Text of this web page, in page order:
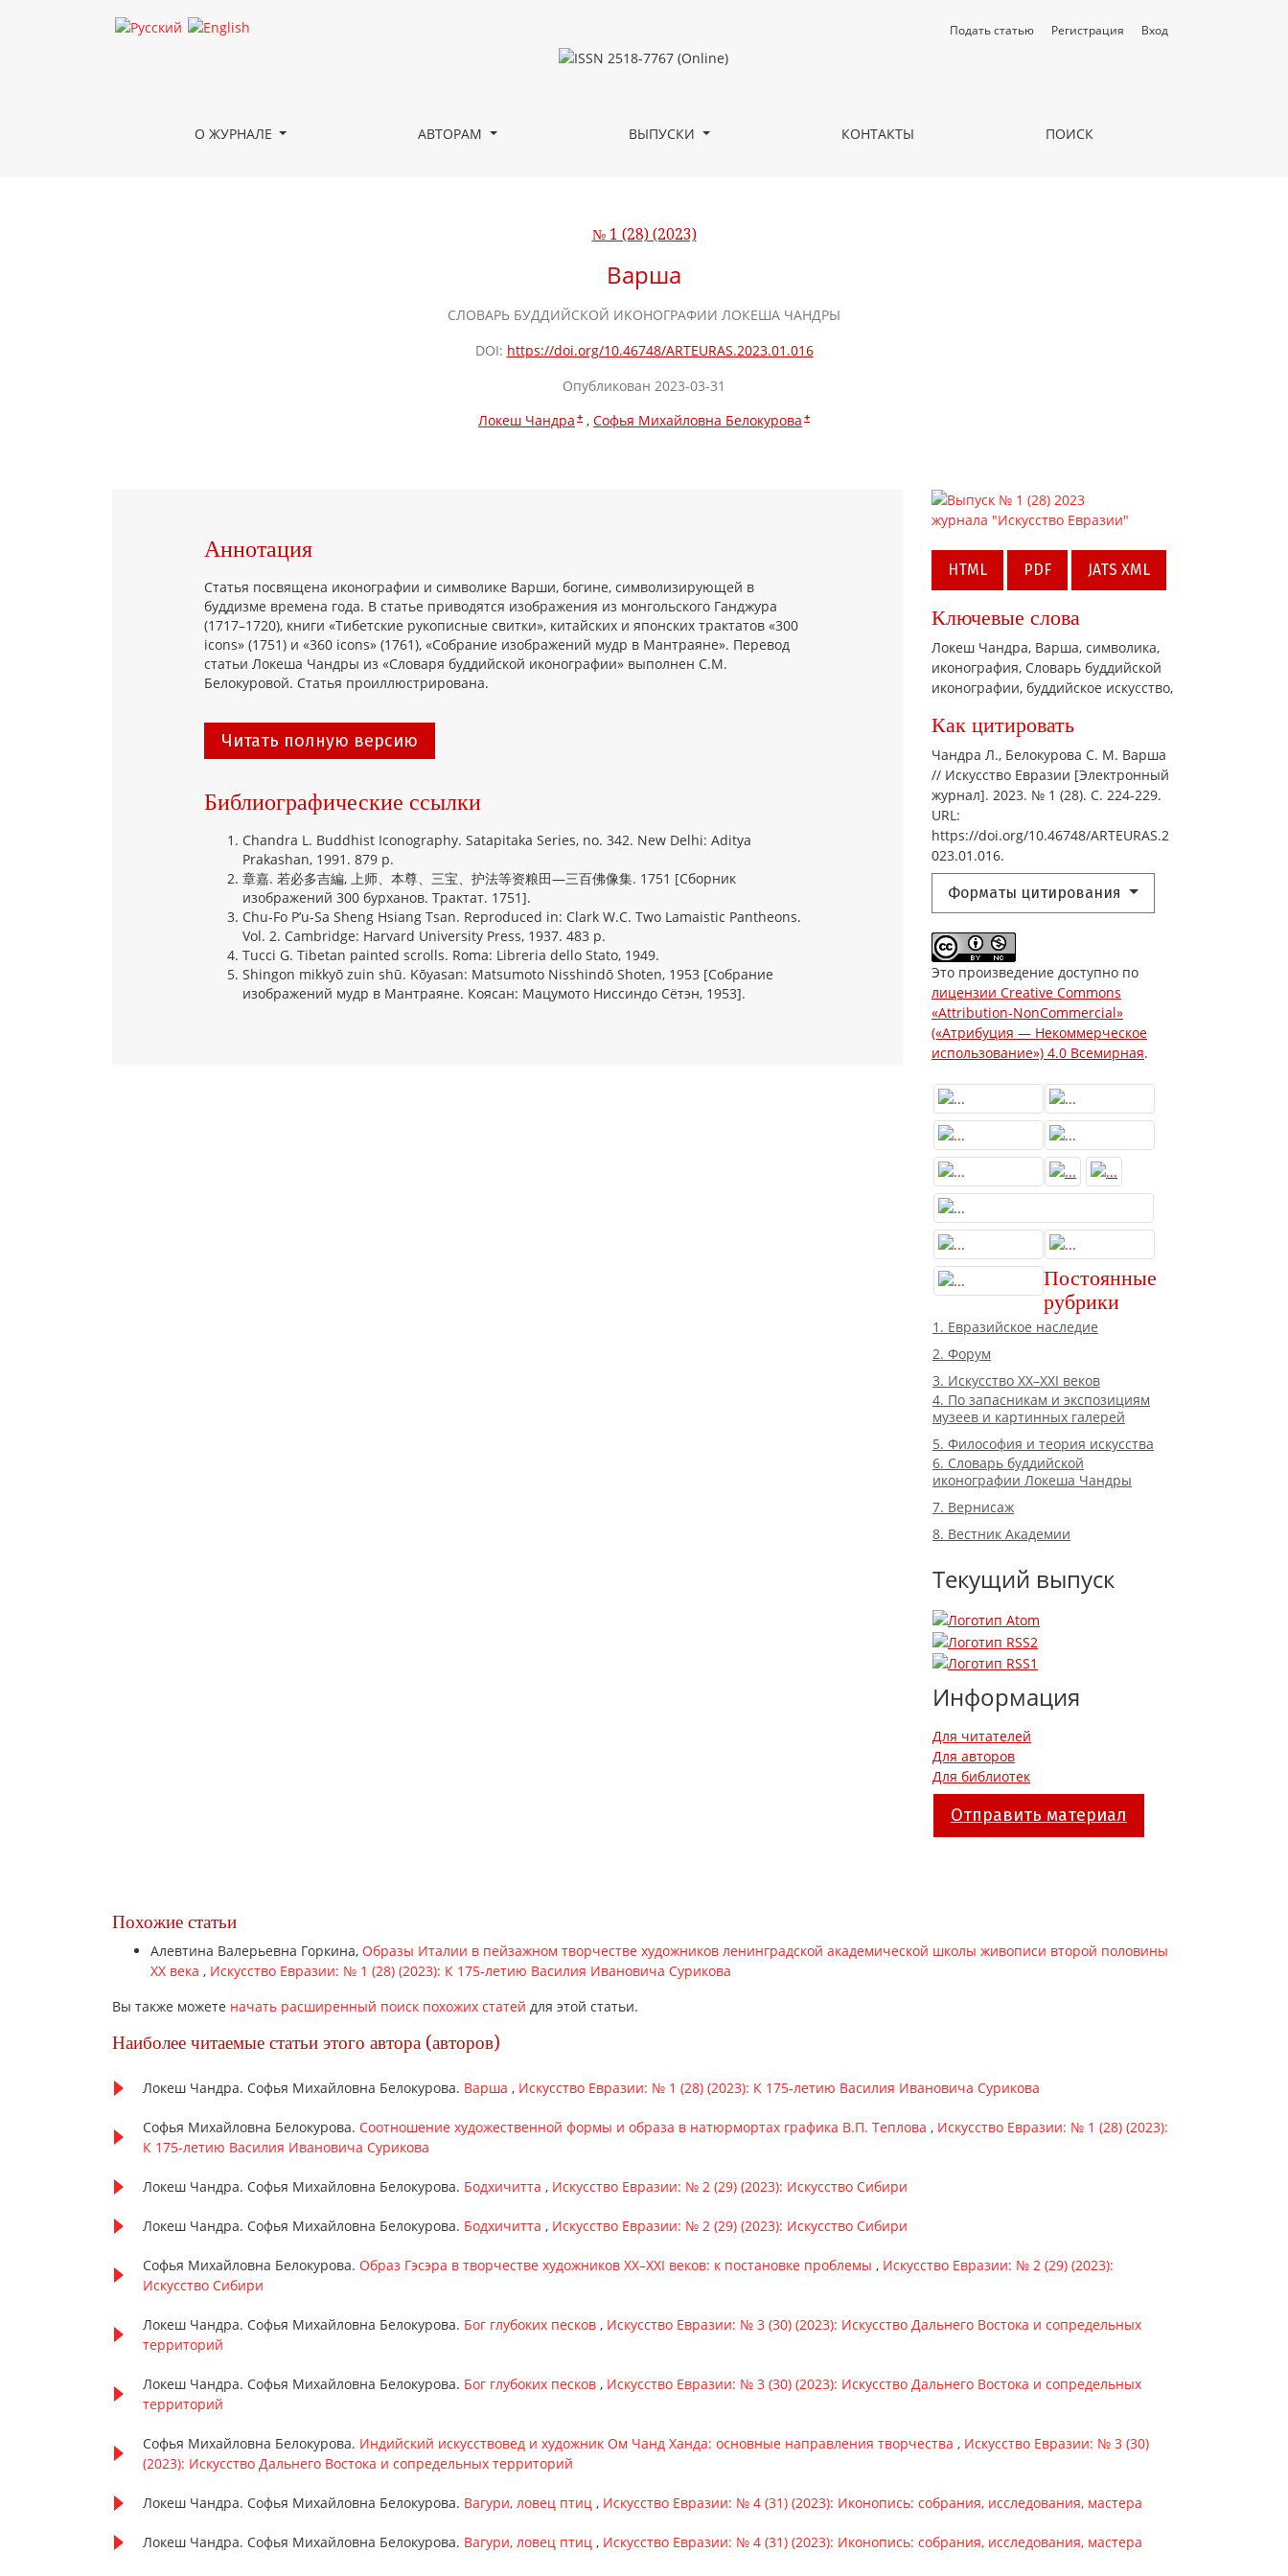
Варша
О ЖУРНАЛЕ АВТОРАМ ВЫПУСКИ КОНТАКТЫ ПОИСК
Подать статью Регистрация Вход
№ 1 (28) (2023)
Варша
СЛОВАРЬ БУДДИЙСКОЙ ИКОНОГРАФИИ ЛОКЕША ЧАНДРЫ
DOI: https://doi.org/10.46748/ARTEURAS.2023.01.016
Опубликован 2023-03-31
Локеш Чандра + Софья Михайловна Белокурова +
HTML PDF JATS XML
Ключевые слова
Локеш Чандра, Варша, символика,
иконография, Словарь буддийской
иконографии, буддийское искусство,
Как цитировать
Чандра Л., Белокурова С. М. Варша
// Искусство Евразии [Электронный
журнал]. 2023. № 1 (28). С. 224-229.
URL:
https://doi.org/10.46748/ARTEURAS.2
023.01.016.
Форматы цитирования
Это произведение доступно по
лицензии Creative Commons
«Attribution-NonCommercial»
(«Атрибуция — Некоммерческое
использование») 4.0 Всемирная.
Постоянные
рубрики
1. Евразийское наследие
2. Форум
3. Искусство XX–XXI веков
4. По запасникам и экспозициям
музеев и картинных галерей
5. Философия и теория искусства
6. Словарь буддийской
иконографии Локеша Чандры
7. Вернисаж
8. Вестник Академии
Текущий выпуск
Информация
Для читателей
Для авторов
Для библиотек
Отправить материал
Аннотация
Статья посвящена иконографии и символике Варши, богине, символизирующей в
буддизме времена года. В статье приводятся изображения из монгольского Ганджура
(1717–1720), книги «Тибетские рукописные свитки», китайских и японских трактатов «300
icons» (1751) и «360 icons» (1761), «Собрание изображений мудр в Мантраяне». Перевод
статьи Локеша Чандры из «Словаря буддийской иконографии» выполнен С.М.
Белокуровой. Статья проиллюстрирована.
Читать полную версию
Библиографические ссылки
Chandra L. Buddhist Iconography. Satapitaka Series, no. 342. New Delhi: Aditya
Prakashan, 1991. 879 p.
章嘉. 若必多吉編, 上师、本尊、三宝、护法等资粮田—三百佛像集. 1751 [Сборник
изображений 300 бурханов. Трактат. 1751].
Chu-Fo P’u-Sa Sheng Hsiang Tsan. Reproduced in: Clark W.C. Two Lamaistic Pantheons.
Vol. 2. Cambridge: Harvard University Press, 1937. 483 p.
Tucci G. Tibetan painted scrolls. Roma: Libreria dello Stato, 1949.
Shingon mikkyō zuin shū. Kōyasan: Matsumoto Nisshindō Shoten, 1953 [Собрание
изображений мудр в Мантраяне. Коясан: Мацумото Ниссиндо Сётэн, 1953].
Похожие статьи
Алевтина Валерьевна Горкина, Образы Италии в пейзажном творчестве художников ленинградской академической школы живописи второй половины
XX века , Искусство Евразии: № 1 (28) (2023): К 175-летию Василия Ивановича Сурикова
Вы также можете начать расширенный поиск похожих статей для этой статьи.
Наиболее читаемые статьи этого автора (авторов)
Локеш Чандра. Софья Михайловна Белокурова. Варша , Искусство Евразии: № 1 (28) (2023): К 175-летию Василия Ивановича Сурикова
Софья Михайловна Белокурова. Соотношение художественной формы и образа в натюрмортах графика В.П. Теплова , Искусство Евразии: № 1 (28) (2023):
К 175-летию Василия Ивановича Сурикова
Локеш Чандра. Софья Михайловна Белокурова. Бодхичитта , Искусство Евразии: № 2 (29) (2023): Искусство Сибири
Локеш Чандра. Софья Михайловна Белокурова. Бодхичитта , Искусство Евразии: № 2 (29) (2023): Искусство Сибири
Софья Михайловна Белокурова. Образ Гэсэра в творчестве художников XX–XXI веков: к постановке проблемы , Искусство Евразии: № 2 (29) (2023):
Искусство Сибири
Локеш Чандра. Софья Михайловна Белокурова. Бог глубоких песков , Искусство Евразии: № 3 (30) (2023): Искусство Дальнего Востока и сопредельных
территорий
Локеш Чандра. Софья Михайловна Белокурова. Бог глубоких песков , Искусство Евразии: № 3 (30) (2023): Искусство Дальнего Востока и сопредельных
территорий
Софья Михайловна Белокурова. Индийский искусствовед и художник Ом Чанд Ханда: основные направления творчества , Искусство Евразии: № 3 (30)
(2023): Искусство Дальнего Востока и сопредельных территорий
Локеш Чандра. Софья Михайловна Белокурова. Вагури, ловец птиц , Искусство Евразии: № 4 (31) (2023): Иконопись: собрания, исследования, мастера
Локеш Чандра. Софья Михайловна Белокурова. Вагури, ловец птиц , Искусство Евразии: № 4 (31) (2023): Иконопись: собрания, исследования, мастера